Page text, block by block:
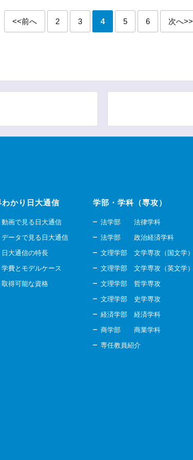
<<前へ 2 3 4 5 6 次へ>>
わかり日大通信
動画で見る日大通信
データで見る日大通信
日大通信の特長
学費とモデルケース
取得可能な資格
学部・学科（専攻）
法学部 法律学科
法学部 政治経済学科
文理学部 文学専攻（国文学）
文理学部 文学専攻（英文学）
文理学部 哲学専攻
文理学部 史学専攻
経済学部 経済学科
商学部 商業学科
専任教員紹介